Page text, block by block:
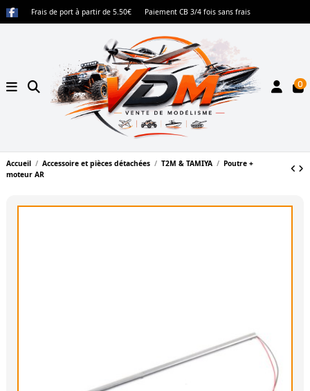
Frais de port à partir de 5.50€ Paiement CB 3/4 fois sans frais
0
Accueil Accessoire et pièces détachées T2M & TAMIYA
Poutre +
moteur AR